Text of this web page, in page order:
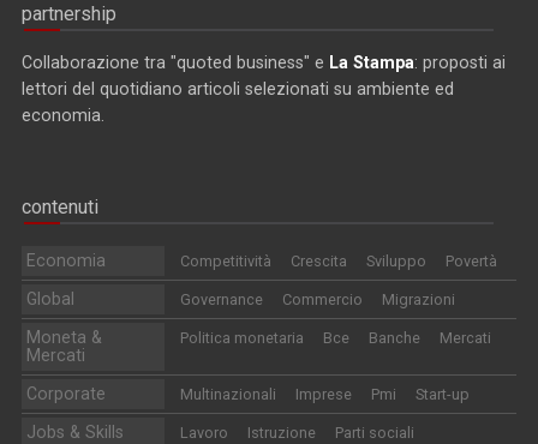
partnership
Collaborazione tra "quoted business" e La Stampa: proposti ai
lettori del quotidiano articoli selezionati su ambiente ed
economia.
contenuti
Economia Competitività Crescita Sviluppo Povertà
Global Governance Commercio Migrazioni
Moneta &
Mercati
Politica monetaria Bce Banche Mercati
Corporate Multinazionali Imprese Pmi Start-up
Jobs & Skills Lavoro Istruzione
Parti sociali